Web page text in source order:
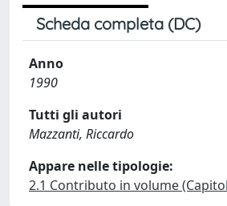
Scheda completa (DC)
Anno
1990
Tutti gli autori
Mazzanti, Riccardo
Appare nelle tipologie:
2.1 Contributo in volume